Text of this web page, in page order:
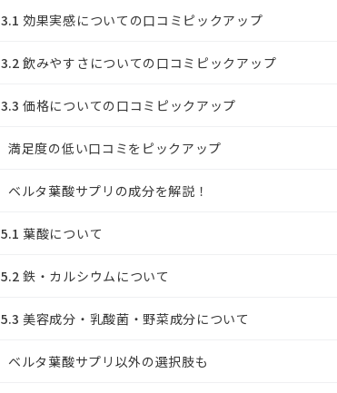
3.1 効果実感についての口コミピックアップ
3.2 飲みやすさについての口コミピックアップ
3.3 価格についての口コミピックアップ
満足度の低い口コミをピックアップ
ベルタ葉酸サプリの成分を解説！
5.1 葉酸について
5.2 鉄・カルシウムについて
5.3 美容成分・乳酸菌・野菜成分について
ベルタ葉酸サプリ以外の選択肢も